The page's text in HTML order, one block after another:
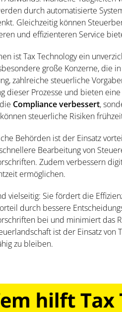
durch automatisierte
Gleichzeitig können
und effizienteren Service
ist Tax Technology ein
große Konzerne, die
zahlreiche steuerliche
dieser Prozesse und bieten
Compliance verbessert,
steuerliche Risiken
Behörden ist der Einsatz
Bearbeitung von
Zudem verbessern
ermöglichen.
vielseitig: Sie fördert die
durch bessere
bei und minimiert das
ist der Einsatz von
zu bleiben.